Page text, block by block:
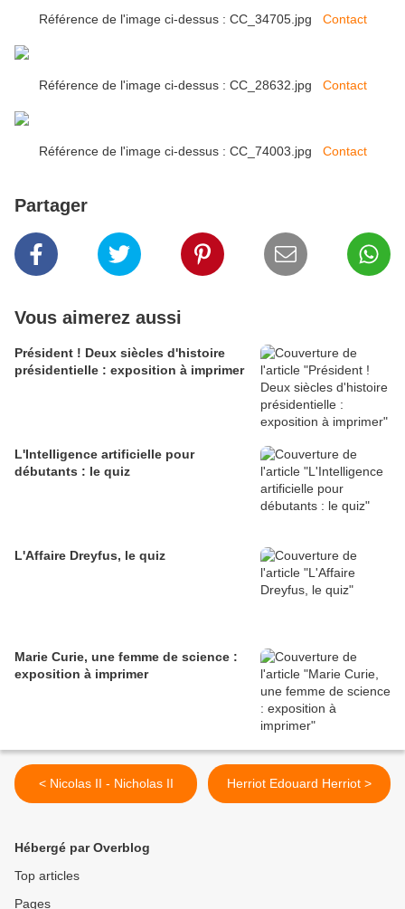
Référence de l'image ci-dessus : CC_34705.jpg Contact
Référence de l'image ci-dessus : CC_28632.jpg Contact
Référence de l'image ci-dessus : CC_74003.jpg Contact
Partager
Vous aimerez aussi
Président ! Deux siècles d'histoire
présidentielle : exposition à imprimer
L'Intelligence artificielle pour
débutants : le quiz
L'Affaire Dreyfus, le quiz
Marie Curie, une femme de science :
exposition à imprimer
< Nicolas II - Nicholas II Herriot Edouard Herriot >
Hébergé par Overblog
Top articles
Pages